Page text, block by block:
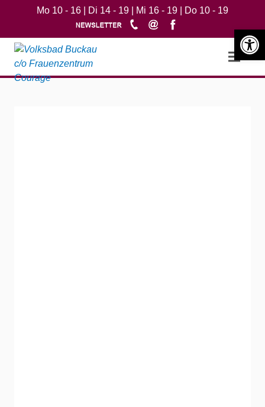
Mo 10 - 16 | Di 14 - 19 | Mi 16 - 19 | Do 10 - 19
Open